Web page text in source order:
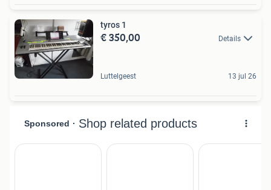
tyros 1
€ 350,00 Details
Luttelgeest 13 jul 26